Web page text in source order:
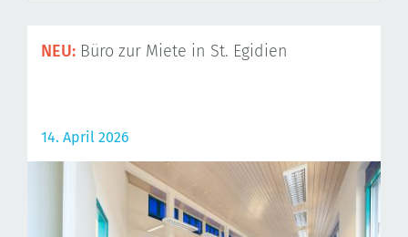
NEU: Büro zur Miete in St. Egidien
14. April 2026